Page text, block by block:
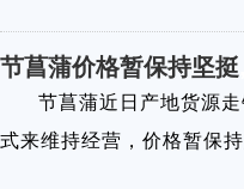
节菖蒲价格暂保持坚挺
节菖蒲近日产地货源
式来维持经营，价格暂保